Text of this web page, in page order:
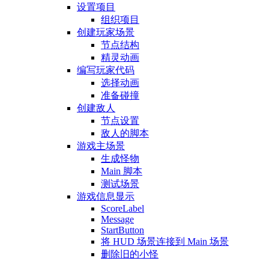
设置项目
组织项目
创建玩家场景
节点结构
精灵动画
编写玩家代码
选择动画
准备碰撞
创建敌人
节点设置
敌人的脚本
游戏主场景
生成怪物
Main 脚本
测试场景
游戏信息显示
ScoreLabel
Message
StartButton
将 HUD 场景连接到 Main 场景
删除旧的小怪